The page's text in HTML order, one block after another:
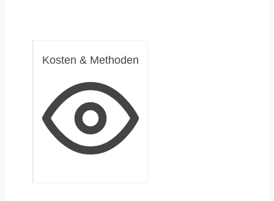
Kosten & Methoden